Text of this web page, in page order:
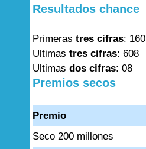
Resultados chance
Primeras tres cifras: 160
Ultimas tres cifras: 608
Ultimas dos cifras: 08
Premios secos
Premio
Seco 200 millones